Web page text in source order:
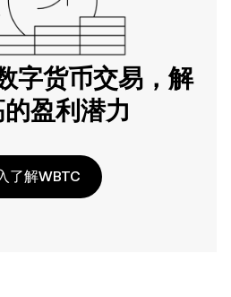
字货币交易，解
盈利潜力
了解WBTC